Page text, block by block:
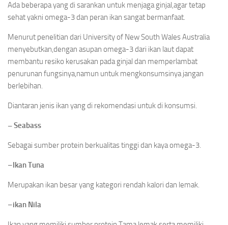
Ada beberapa yang di sarankan untuk menjaga ginjal,agar tetap
sehat yakni omega-3 dan peran ikan sangat bermanfaat.
Menurut penelitian dari University of New South Wales Australia
menyebutkan,dengan asupan omega-3 dari ikan laut dapat
membantu resiko kerusakan pada ginjal dan memperlambat
penurunan fungsinya,namun untuk mengkonsumsinya jangan
berlebihan.
Diantaran jenis ikan yang di rekomendasi untuk di konsumsi.
– Seabass
Sebagai sumber protein berkualitas tinggi dan kaya omega-3.
–Ikan Tuna
Merupakan ikan besar yang kategori rendah kalori dan lemak.
–ikan Nila